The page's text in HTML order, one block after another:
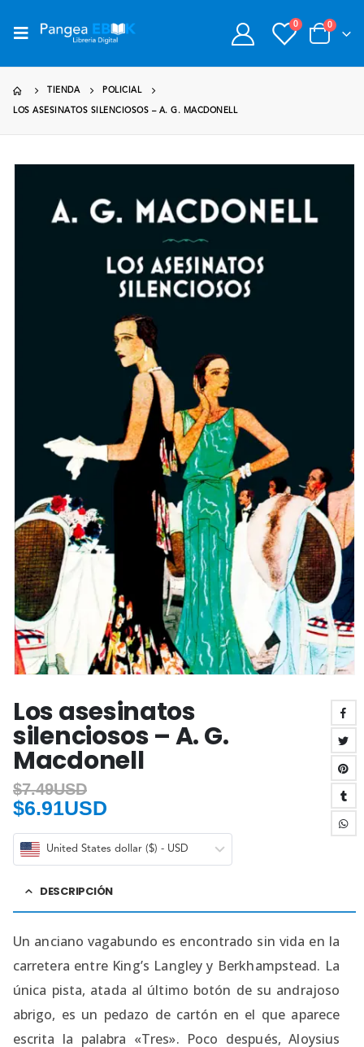
0 0
TIENDA POLICIAL
LOS ASESINATOS SILENCIOSOS – A. G. MACDONELL
Los asesinatos
silenciosos – A. G.
Macdonell
$7.49USD
$6.91USD
United States dollar ($) - USD
DESCRIPCIÓN
Un anciano vagabundo es encontrado sin vida en la
carretera entre King’s Langley y Berkhampstead. La
única pista, atada al último botón de su andrajoso
abrigo, es un pedazo de cartón en el que aparece
escrita la palabra «Tres». Poco después, Aloysius